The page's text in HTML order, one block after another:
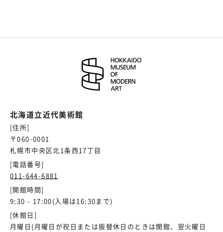
北海道立近代美術館
[住所]
〒060-0001
札幌市中央区北1条西17丁目
[電話番号]
011-644-6881
[開館時間]
9:30 - 17:00(入場は16:30まで)
[休館日]
月曜日(月曜日が祝日または振替休日のときは開館、翌火曜日